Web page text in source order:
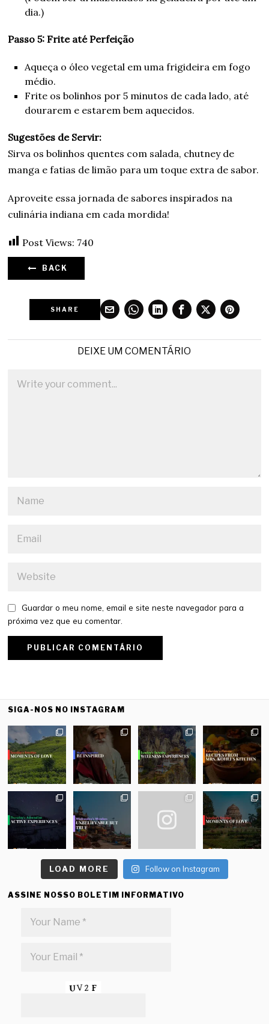
dia.)
Passo 5: Frite até Perfeição
Aqueça o óleo vegetal em uma frigideira em fogo
médio.
Frite os bolinhos por 5 minutos de cada lado, até
dourarem e estarem bem aquecidos.
Sugestões de Servir:
Sirva os bolinhos quentes com salada, chutney de
manga e fatias de limão para um toque extra de sabor.
Aproveite essa jornada de sabores inspirados na
culinária indiana em cada mordida!
Post Views: 740
BACK
SHARE
DEIXE UM COMENTÁRIO
Guardar o meu nome, email e site neste navegador para a
próxima vez que eu comentar.
SIGA-NOS NO INSTAGRAM
LOAD MORE Follow on Instagram
ASSINE NOSSO BOLETIM INFORMATIVO